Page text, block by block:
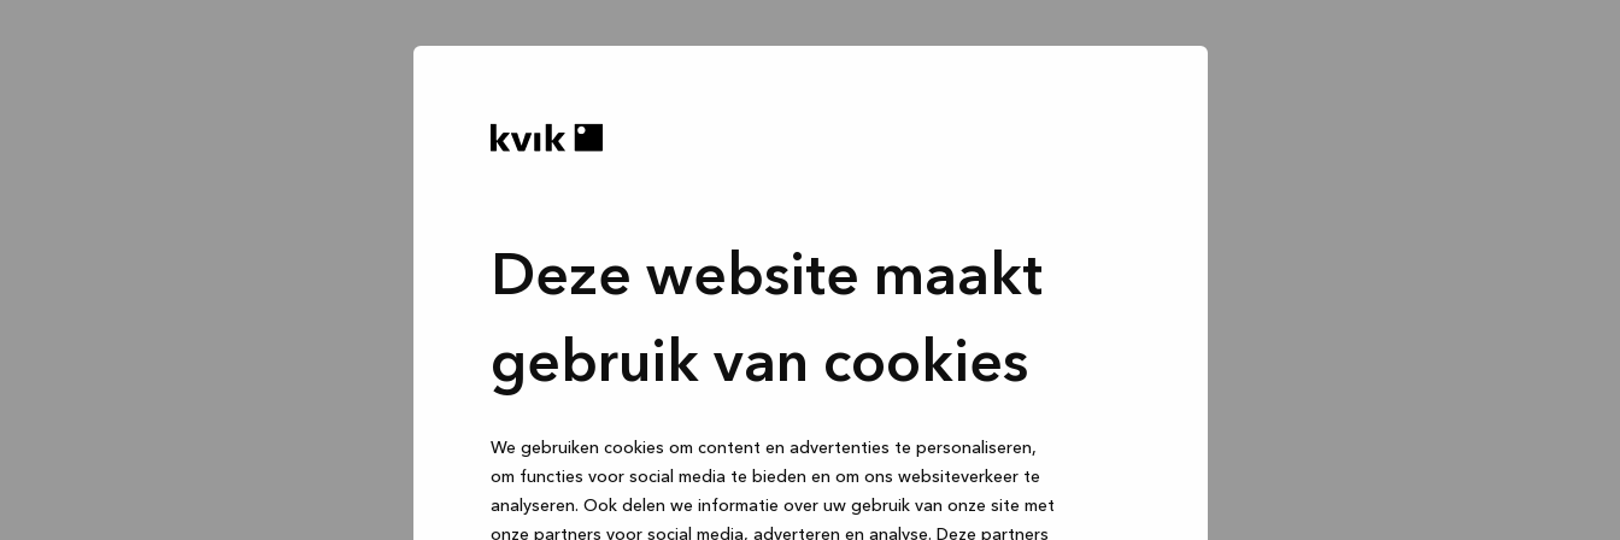
Deze website maakt
gebruik van cookies
We gebruiken cookies om content en advertenties te personaliseren,
om functies voor social media te bieden en om ons websiteverkeer te
analyseren. Ook delen we informatie over uw gebruik van onze site met
onze partners voor social media, adverteren en analyse. Deze partners